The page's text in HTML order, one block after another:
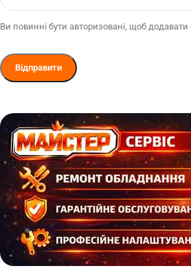
Ви повинні бути авторизовані, щоб додавати